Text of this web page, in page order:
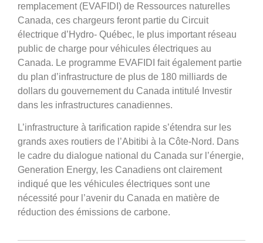
remplacement (EVAFIDI) de Ressources naturelles
Canada, ces chargeurs feront partie du Circuit
électrique d’Hydro- Québec, le plus important réseau
public de charge pour véhicules électriques au
Canada. Le programme EVAFIDI fait également partie
du plan d’infrastructure de plus de 180 milliards de
dollars du gouvernement du Canada intitulé Investir
dans les infrastructures canadiennes.
L’infrastructure à tarification rapide s’étendra sur les
grands axes routiers de l’Abitibi à la Côte-Nord. Dans
le cadre du dialogue national du Canada sur l’énergie,
Generation Energy, les Canadiens ont clairement
indiqué que les véhicules électriques sont une
nécessité pour l’avenir du Canada en matière de
réduction des émissions de carbone.